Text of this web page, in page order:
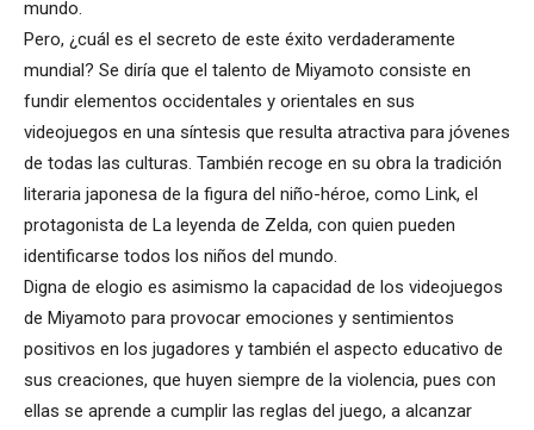
mundo.
Pero, ¿cuál es el secreto de este éxito verdaderamente
mundial? Se diría que el talento de Miyamoto consiste en
fundir elementos occidentales y orientales en sus
videojuegos en una síntesis que resulta atractiva para jóvenes
de todas las culturas. También recoge en su obra la tradición
literaria japonesa de la figura del niño-héroe, como Link, el
protagonista de La leyenda de Zelda, con quien pueden
identificarse todos los niños del mundo.
Digna de elogio es asimismo la capacidad de los videojuegos
de Miyamoto para provocar emociones y sentimientos
positivos en los jugadores y también el aspecto educativo de
sus creaciones, que huyen siempre de la violencia, pues con
ellas se aprende a cumplir las reglas del juego, a alcanzar